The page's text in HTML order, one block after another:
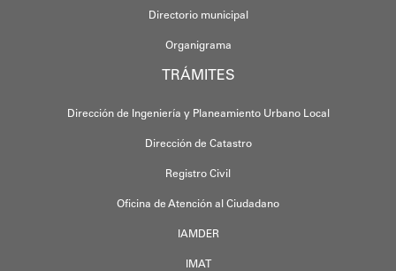
Directorio municipal
Organigrama
TRÁMITES
Dirección de Ingeniería y Planeamiento Urbano Local
Dirección de Catastro
Registro Civil
Oficina de Atención al Ciudadano
IAMDER
IMAT